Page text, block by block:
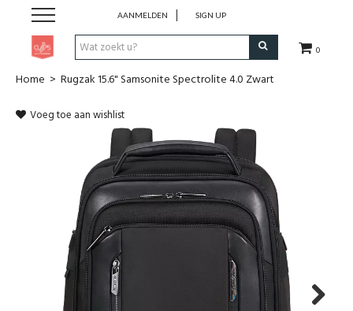
0
AANMELDEN SIGN UP
Pen & Papier
Fashion
Home > Rugzak 15.6" Samsonite Spectrolite 4.0 Zwart
Voeg toe aan wishlist